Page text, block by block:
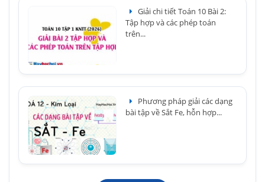
Giải chi tiết Toán 10 Bài 2:
Tập hợp và các phép toán
trên...
Phương pháp giải các dạng
bài tập về Sắt Fe, hỗn hợp...